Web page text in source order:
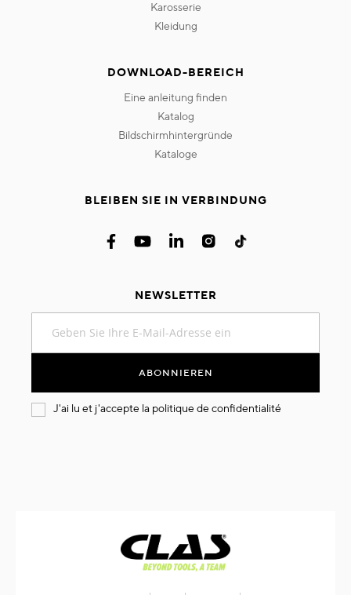
karosserie
kleidung
DOWNLOAD-BEREICH
eine anleitung finden
katalog
bildschirmhintergründe
kataloge
BLEIBEN SIE IN VERBINDUNG
NEWSLETTER
sich
an:
ABONNIEREN
J'ai lu et j'accepte la politique de confidentialité